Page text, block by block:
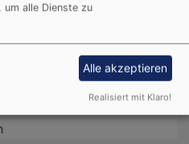
um alle Dienste zu
Alle akzeptieren
Realisiert mit Klaro!